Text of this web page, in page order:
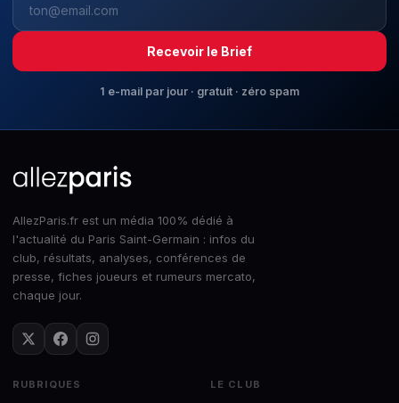
Recevoir le Brief
1 e-mail par jour · gratuit · zéro spam
AllezParis.fr est un média 100% dédié à
l'actualité du Paris Saint-Germain : infos du
club, résultats, analyses, conférences de
presse, fiches joueurs et rumeurs mercato,
chaque jour.
RUBRIQUES LE CLUB